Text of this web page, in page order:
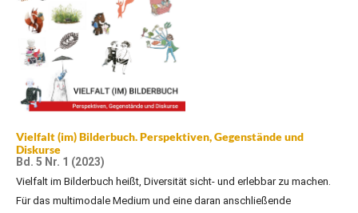
Vielfalt (im) Bilderbuch. Perspektiven, Gegenstände und
Diskurse
Bd. 5 Nr. 1 (2023)
Vielfalt im Bilderbuch heißt, Diversität sicht- und erlebbar zu machen.
Für das multimodale Medium und eine daran anschließende